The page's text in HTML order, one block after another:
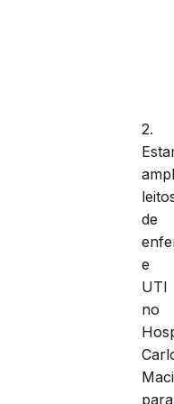
2.
de
e
UTI
no
para